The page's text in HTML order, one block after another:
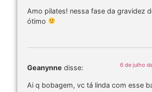
Amo pilates! nessa fase da gravidez
ótimo
Geanynne disse: 6 de julho
Ai q bobagem, vc tá linda com esse